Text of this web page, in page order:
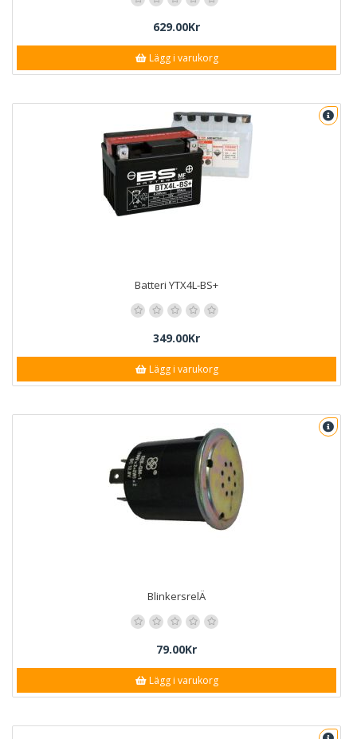
629.00Kr
Lägg i varukorg
Batteri YTX4L-BS+
349.00Kr
Lägg i varukorg
BlinkersrelÄ
79.00Kr
Lägg i varukorg